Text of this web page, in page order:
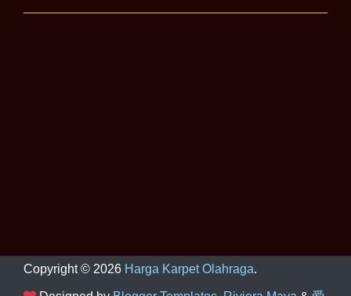
Copyright © 2026 Harga Karpet Olahraga.